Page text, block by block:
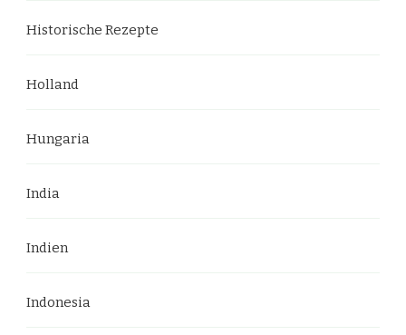
Historische Rezepte
Holland
Hungaria
India
Indien
Indonesia